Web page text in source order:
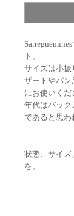
ト。
サイズは小
ザートやパン
にお使いくだ
年代はバック
であると思わ
状態、サイズ
を。